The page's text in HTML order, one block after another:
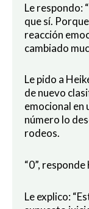
Le respondo:
que sí.
reacción
cambiado
Le pido a
de nuevo
emocional en
número lo
rodeos.
“0”, responde
Le explico: